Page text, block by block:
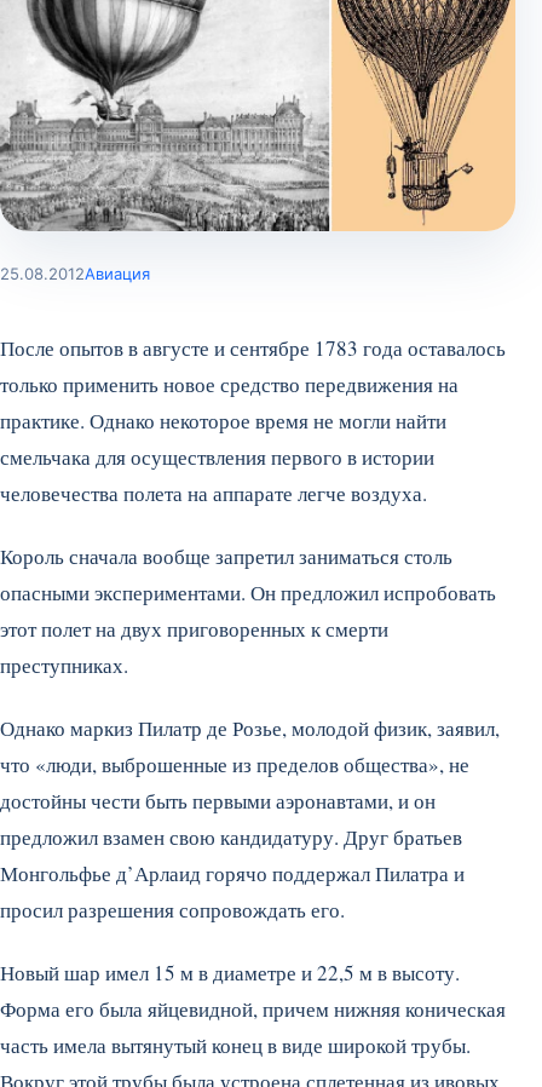
25.08.2012Авиация
После опытов в августе и сентябре 1783 года оставалось
только применить новое средство передвижения на
практике. Однако некоторое время не могли найти
смельчака для осуществления первого в истории
человечества полета на аппарате легче воздуха.
Король сначала вообще запретил заниматься столь
опасными экспериментами. Он предложил испробовать
этот полет на двух приговоренных к смерти
преступниках.
Однако маркиз Пилатр де Розье, молодой физик, заявил,
что «люди, выброшенные из пределов общества», не
достойны чести быть первыми аэронавтами, и он
предложил взамен свою кандидатуру. Друг братьев
Монгольфье д’Арлаид горячо поддержал Пилатра и
просил разрешения сопровождать его.
Новый шар имел 15 м в диаметре и 22,5 м в высоту.
Форма его была яйцевидной, причем нижняя коническая
часть имела вытянутый конец в виде широкой трубы.